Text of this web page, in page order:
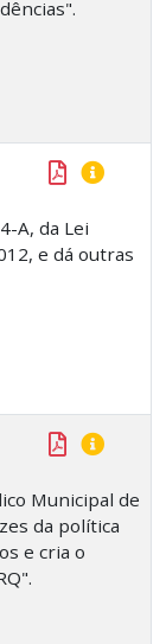
A, da Lei
e dá outras
Municipal de
da política
e cria o